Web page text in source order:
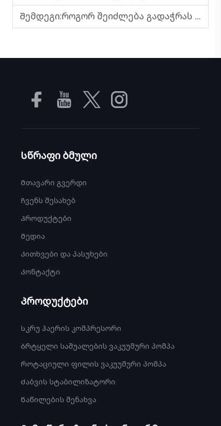
Შემდეგი:როგორ შეიძლება გადაჭრას ვაკუუმური პომპებში ხშირად მომხდარი წნევის კლების პრობლემები?
Სწრაფი ბმული
Მთავარი გვერდი
Ჩვენს შესახებ
Პროდუქტები
Მედია
Კითხვები და პასუხები
Კონტაქტი
Პროდუქტები
Სკრუ ჰაერის კომპრესორი
Ბრტყელი საშუალების ვაკუუმური პომპა
Როტაციული ფილის ვაკუუმური პომპა
Ძაბვის სტაბილიზატორი
Ნაწილების შენახვა